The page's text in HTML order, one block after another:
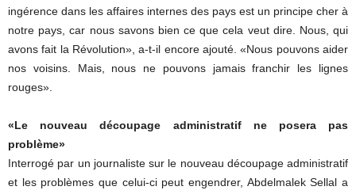
ingérence dans les affaires internes des pays est un principe cher à
notre pays, car nous savons bien ce que cela veut dire. Nous, qui
avons fait la Révolution», a-t-il encore ajouté. «Nous pouvons aider
nos voisins. Mais, nous ne pouvons jamais franchir les lignes
rouges».
«Le nouveau découpage administratif ne posera pas
problème»
Interrogé par un journaliste sur le nouveau découpage administratif
et les problèmes que celui-ci peut engendrer, Abdelmalek Sellal a